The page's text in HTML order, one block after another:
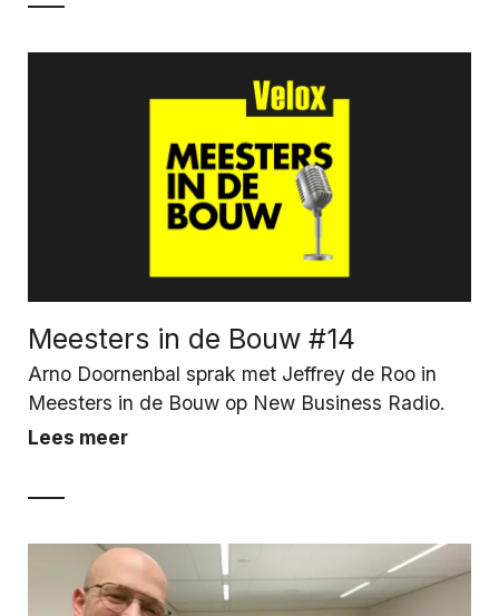
Meesters in de Bouw #14
Arno Doornenbal sprak met Jeffrey de Roo in
Meesters in de Bouw op New Business Radio.
Lees meer